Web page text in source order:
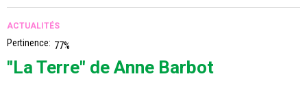
ACTUALITÉS
Pertinence: 77%
"La Terre" de Anne Barbot